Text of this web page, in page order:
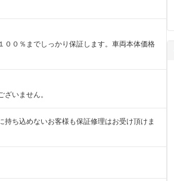
０％までしっかり保証します。車両本体価格
いません。
ち込めないお客様も保証修理はお受け頂けま